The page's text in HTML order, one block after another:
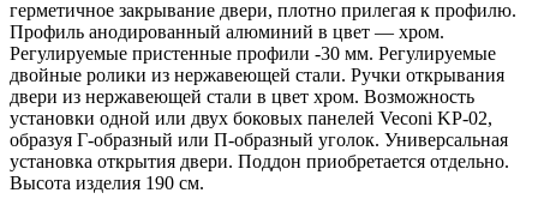
герметичное закрывание двери, плотно прилегая к профилю.
Профиль анодированный алюминий в цвет — хром.
Регулируемые пристенные профили -30 мм. Регулируемые
двойные ролики из нержавеющей стали. Ручки открывания
двери из нержавеющей стали в цвет хром. Возможность
установки одной или двух боковых панелей Veconi KP-02,
образуя Г-образный или П-образный уголок. Универсальная
установка открытия двери. Поддон приобретается отдельно.
Высота изделия 190 см.